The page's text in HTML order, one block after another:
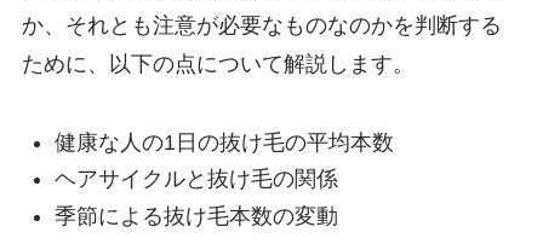
か、それとも注意が必要なものなのかを判断する
ために、以下の点について解説します。
健康な人の1日の抜け毛の平均本数
ヘアサイクルと抜け毛の関係
季節による抜け毛本数の変動